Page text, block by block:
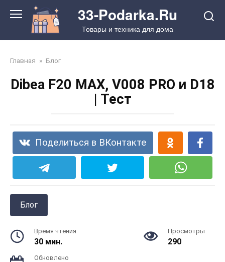
контенту
33-Podarka.Ru
Товары и техника для дома
Главная » Блог
Dibea F20 MAX, V008 PRO и D18
| Тест
Поделиться в ВКонтакте
Блог
Время чтения
30 мин.
Просмотры
290
Обновлено